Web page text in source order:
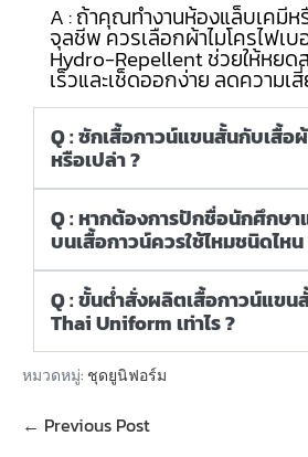
A : ถ้าคุณทำงานห้องแล็บเคมี
จุลชีพ ควรเลือกผ้าไมโครไฟเ
Hydro-Repellent ช่วยให้หยด
เร็วและเช็ดออกง่าย ลดความเ
Q : ซักเสื้อกาวน์แขนสั้นกับเสื้อ
หรือเปล่า ?
Q : หากต้องการปักชื่อนักศึกษ
บนเสื้อกาวน์ควรใช้ไหมชนิดไหน
Q : ขั้นต่ำสั่งผลิตเสื้อกาวน์แขน
Thai Uniform เท่าไร ?
หมวดหมู่: ชุดยูนิฟอร์ม
← Previous Post